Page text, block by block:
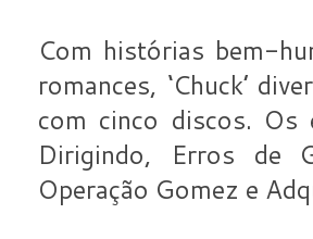
Com histórias bem-
romances, ‘Chuck’
com cinco discos. Os
Dirigindo, Erros de
Operação Gomez e